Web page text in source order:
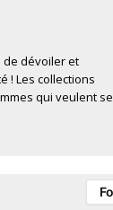
de dévoiler et
! Les collections
qui veulent se